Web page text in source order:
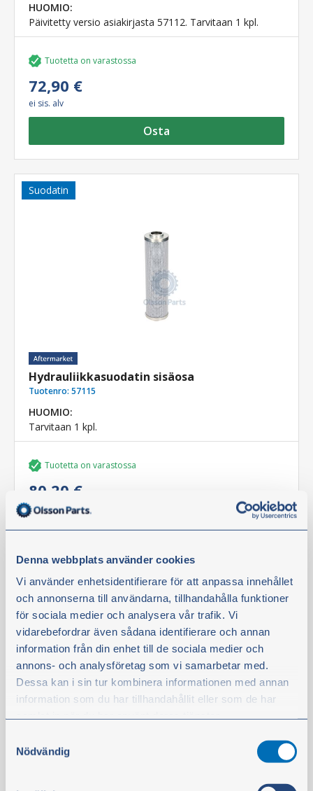
Denna webbplats använder cookies
Vi använder enhetsidentifierare för att anpassa innehållet
och annonserna till användarna, tillhandahålla funktioner
för sociala medier och analysera vår trafik. Vi
vidarebefordrar även sådana identifierare och annan
information från din enhet till de sociala medier och
annons- och analysföretag som vi samarbetar med.
Dessa kan i sin tur kombinera informationen med annan
information som du har tillhandahållit eller som de har
Du kan när som helst ändra ditt val. För att återkalla ditt
samtycke klickar du på ”Cookie-ikonen” längst ned till
Nödvändig
HUOMIO:
Päivitetty versio asiakirjasta 57112. Tarvitaan 1 kpl.
Tuotetta on varastossa
72,90 €
ei sis. alv
Osta
Suodatin
Hydrauliikkasuodatin sisäosa
Tuotenro: 57115
HUOMIO:
Tarvitaan 1 kpl.
Tuotetta on varastossa
80,20 €
ei sis. alv
Osta
Suodatin